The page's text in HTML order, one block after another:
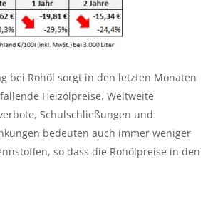
bei Rohöl sorgt in den letzten Monaten
Heizölpreise. Weltweite
Schulschließungen und
bedeuten auch immer weniger
so dass die Rohölpreise in den